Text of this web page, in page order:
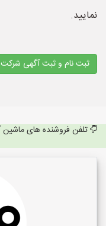
نمایید.
ثبت نام و ثبت آگهی
تلفن فروشنده های ماشین